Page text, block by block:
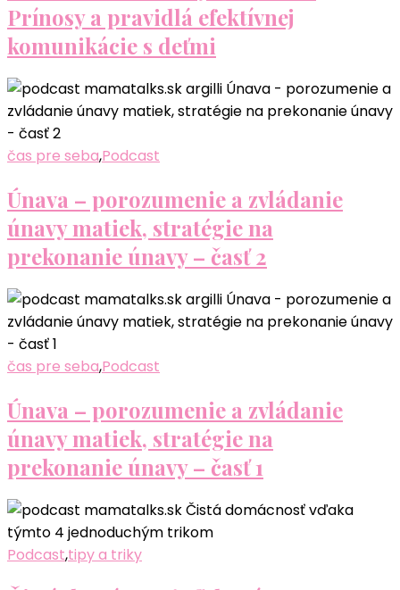
Prínosy a pravidlá efektívnej
komunikácie s deťmi
čas pre seba,Podcast
Únava – porozumenie a zvládanie
únavy matiek, stratégie na
prekonanie únavy – časť 2
čas pre seba,Podcast
Únava – porozumenie a zvládanie
únavy matiek, stratégie na
prekonanie únavy – časť 1
Podcast,tipy a triky